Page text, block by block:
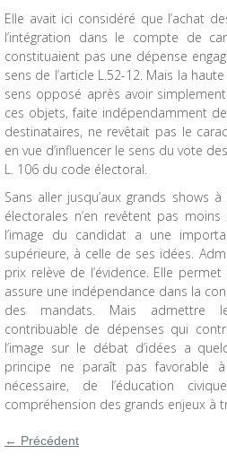
Elle avait ici considéré que l’achat
l’intégration dans le compte de
constituaient pas une dépense
sens de l’article L.52-12. Mais la
sens opposé après avoir
ces objets, faite indépendamment
destinataires, ne revêtait pas le
en vue d’influencer le sens du vote
L. 106 du code électoral.
Sans aller jusqu’aux grands shows
électorales n’en revêtent pas
l’image du candidat a une
supérieure, à celle de ses idées.
prix relève de l’évidence. Elle
assure une indépendance dans la
des mandats. Mais admettre
contribuable de dépenses qui
l’image sur le débat d’idées a
principe ne paraît pas favorable
nécessaire, de l’éducation
compréhension des grands enjeux à
← Précédent